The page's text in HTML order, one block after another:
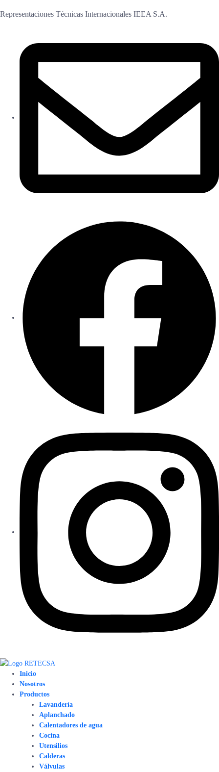
Representaciones Técnicas Internacionales IEEA S.A.
Inicio
Nosotros
Productos
Lavandería
Aplanchado
Calentadores de agua
Cocina
Utensilios
Calderas
Válvulas